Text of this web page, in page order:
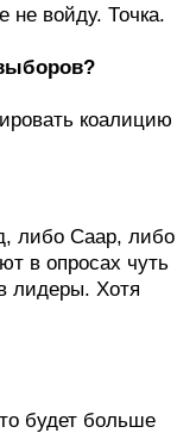
не войду. Точка.
коалицию
либо Саар, либо
в опросах чуть
лидеры. Хотя
будет больше